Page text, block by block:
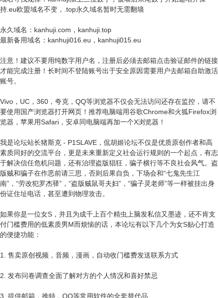
持.eu欧盟域名不变，.top永久域名暂时无需翻墙
永久域名：kanhuji.com，kanhuji.top
最新备用域名：kanhuji016.eu，kanhuji015.eu
注意！建议不要用纯数字用户名，注册后必须去邮箱点击验证邮件的链接
才能完成注册！长时间不登陆账号出于安全原因需要用户去邮箱自助激活
账号。
Vivo，UC，360，夸克，QQ等浏览器不仅会无法访问还存在监控，请不
要使用国产浏览器打开网页！推荐电脑端用谷歌Chrome和火狐Firefox浏
览器，苹果用Safari，安卓同电脑端再加一个X浏览器！
我是论坛站长猪斯克 - P1SLAVE，侃胡姬论坛不仅是优质原创作者和高
素质同好的交流平台，更是未来重新定义社会运行规则的一个起点，有志
于解决信任危机问题，还有治理盗版猖狂，骗子横行等不良社会风气。盗
版贼和骗子在作恶前请三思，否则后果自负，下场会和“七鬼先生江
南”，“劳改犯罗杰驿”，“盗版贼鼠哥夫妇”，“骗子灵老师”等一样被挂出身
份证住址电话，甚至遭到物理攻击。
如果你是一位女S，并且为成千上百个精虫上脑发私信又墨迹，还不肯支
付门槛费用的低素质男M而烦恼的话，本论坛有以下几个为女S贴心打造
的便捷功能：
1. 售卖原创视频，音频，漫画，自动收门槛费发送联系方式
2. 发布问卷调查全面了解对方的个人情况和喜好禁忌
3. 提供邮箱，推特，QQ等常用软件的全套替代品